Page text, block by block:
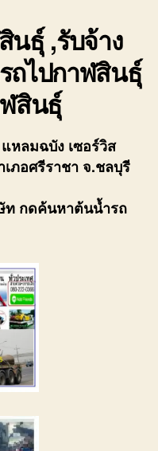
นธุ์ ,รับจ้าง
ถไปกาฬสินธุ์
สินธุ์
หลมฉบัง เซอร์วิส
ภอศรีราชา จ.ชลบุรี
ท กดค้นหาต้นน้ำรถ